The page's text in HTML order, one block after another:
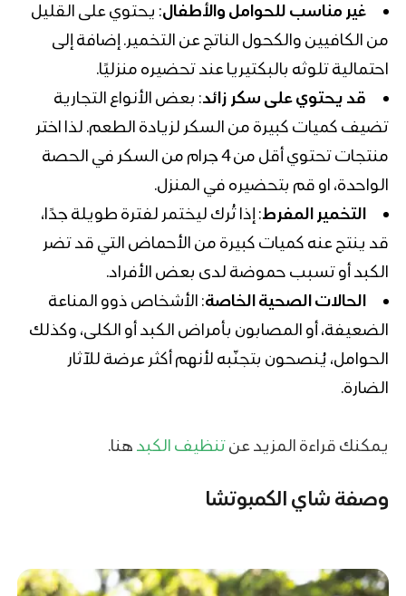
غير مناسب للحوامل والأطفال: يحتوي على القليل
من الكافيين والكحول الناتج عن التخمير. إضافة إلى
احتمالية تلوثه بالبكتيريا عند تحضيره منزليًا.
قد يحتوي على سكر زائد: بعض الأنواع التجارية
تضيف كميات كبيرة من السكر لزيادة الطعم. لذا اختر
منتجات تحتوي أقل من 4 جرام من السكر في الحصة
الواحدة، او قم بتحضيره في المنزل.
التخمير المفرط: إذا تُرك ليختمر لفترة طويلة جدًا،
قد ينتج عنه كميات كبيرة من الأحماض التي قد تضر
الكبد أو تسبب حموضة لدى بعض الأفراد.
الحالات الصحية الخاصة: الأشخاص ذوو المناعة
الضعيفة، أو المصابون بأمراض الكبد أو الكلى، وكذلك
الحوامل، يُنصحون بتجنّبه لأنهم أكثر عرضة للآثار
الضارة.
يمكنك قراءة المزيد عنتنظيف الكبد هنا.
وصفة شاي الكمبوتشا